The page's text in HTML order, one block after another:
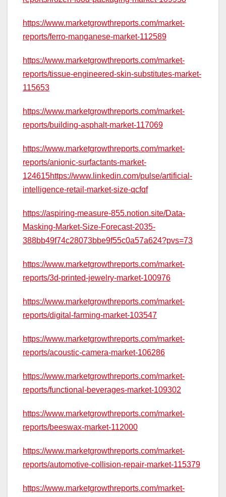
https://www.marketgrowthreports.com/market-
reports/ferro-manganese-market-112589
https://www.marketgrowthreports.com/market-
reports/tissue-engineered-skin-substitutes-market-
115653
https://www.marketgrowthreports.com/market-
reports/building-asphalt-market-117069
https://www.marketgrowthreports.com/market-
reports/anionic-surfactants-market-
124615https://www.linkedin.com/pulse/artificial-
intelligence-retail-market-size-qcfqf
https://aspiring-measure-855.notion.site/Data-
Masking-Market-Size-Forecast-2035-
388bb49f74c28073bbe9f55c0a57a624?pvs=73
https://www.marketgrowthreports.com/market-
reports/3d-printed-jewelry-market-100976
https://www.marketgrowthreports.com/market-
reports/digital-farming-market-103547
https://www.marketgrowthreports.com/market-
reports/acoustic-camera-market-106286
https://www.marketgrowthreports.com/market-
reports/functional-beverages-market-109302
https://www.marketgrowthreports.com/market-
reports/beeswax-market-112000
https://www.marketgrowthreports.com/market-
reports/automotive-collision-repair-market-115379
https://www.marketgrowthreports.com/market-